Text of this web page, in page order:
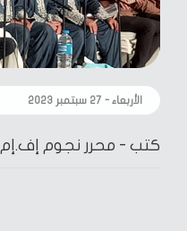
الأربعاء - ٢٧ سبتمبر ٢٠٢٣
كتب - محرر نجوم إف.إم